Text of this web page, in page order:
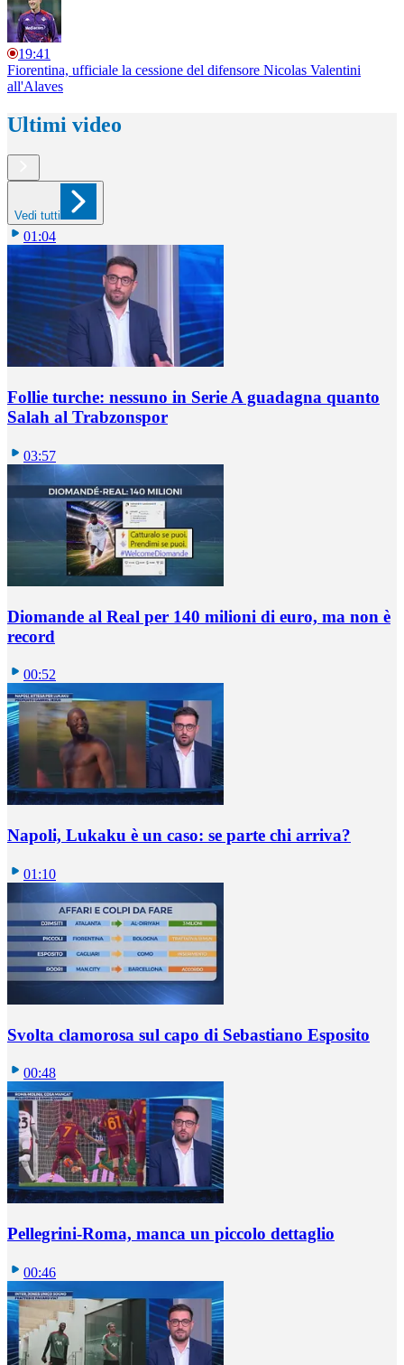
19:41
Fiorentina, ufficiale la cessione del difensore Nicolas Valentini
all'Alaves
Ultimi video
Vedi tutti
01:04
Follie turche: nessuno in Serie A guadagna quanto
Salah al Trabzonspor
03:57
Diomande al Real per 140 milioni di euro, ma non è
record
00:52
Napoli, Lukaku è un caso: se parte chi arriva?
01:10
Svolta clamorosa sul capo di Sebastiano Esposito
00:48
Pellegrini-Roma, manca un piccolo dettaglio
00:46